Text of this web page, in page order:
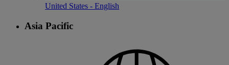
United States - English
Asia Pacific